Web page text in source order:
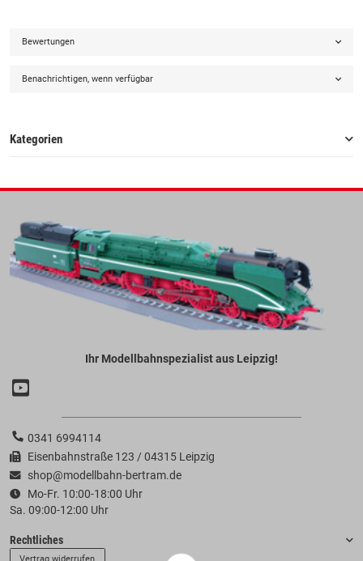
Bewertungen
Benachrichtigen, wenn verfügbar
Kategorien
Ihr Modellbahnspezialist aus Leipzig!
0341 6994114
Eisenbahnstraße 123 / 04315 Leipzig
shop@modellbahn-bertram.de
Mo-Fr. 10:00-18:00 Uhr
Sa. 09:00-12:00 Uhr
Rechtliches